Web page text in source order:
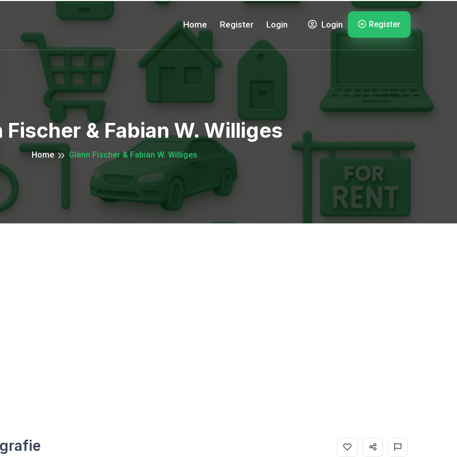
Home Register Login Login Register
Fischer & Fabian W. Williges
Home Glenn Fischer & Fabian W. Williges